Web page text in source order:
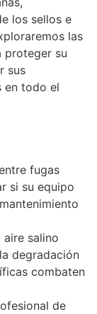
los sellos e
las
proteger su
sus
en todo el
fugas
si su equipo
salino
degradación
combaten
de